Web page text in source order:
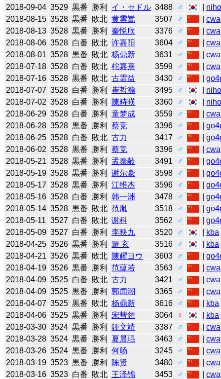
2018-09-04 3529 黒番 勝利 イ・セドル 3488 ♂
2018-08-15 3528 黒番 敗北 黄雲嵩 3507 ♂ |cwa
2018-08-13 3528 黒番 勝利 秦悦欣 3376 ♂ |cwa
2018-08-06 3528 白番 敗北 许嘉阳 3604 ♂ |cwa
2018-08-01 3528 黒番 敗北 杨鼎新 3631 ♂ |cwa
2018-07-18 3528 白番 敗北 柁嘉熹 3599 ♂ |cwa
2018-07-16 3528 黒番 敗北 古霊益 3430 ♂ |
2018-07-07 3528 白番 勝利 崔哲瀚 3495 ♂
2018-07-02 3528 白番 勝利 陳時暎 3360 ♂
2018-06-29 3528 白番 勝利 童梦成 3559 ♂ |cwa
2018-06-28 3528 黒番 勝利 蔡竞 3396 ♂ |
2018-06-25 3528 白番 敗北 古力 3417 ♂ |
2018-06-02 3528 黒番 勝利 蔡竞 3396 ♂ |cwa
2018-05-21 3528 黒番 勝利 孟泰齢 3491 ♂ |
2018-05-19 3528 黒番 勝利 谢尔豪 3598 ♂ |
2018-05-17 3528 黒番 勝利 江维杰 3596 ♂ |
2018-05-16 3528 白番 勝利 韩一洲 3478 ♂ |
2018-05-14 3528 黒番 敗北 范胤 3518 ♂ |
2018-05-11 3527 白番 敗北 谢科 3562 ♂ |
2018-05-09 3527 白番 勝利 李映九 3520 ♂ kba
2018-04-25 3526 黒番 勝利 羅 玄 3516 ♂ kba
2018-04-21 3526 黒番 敗北 陳耀ヨウ 3603 ♂ |
2018-04-19 3526 黒番 勝利 范蕴若 3563 ♂ |cwa
2018-04-09 3525 白番 敗北 古力 3421 ♂ |cwa
2018-04-09 3525 黒番 勝利 郭闻潮 3365 ♂ |cwa
2018-04-07 3525 黒番 敗北 杨鼎新 3616 ♂ kba
2018-04-06 3525 黒番 勝利 宋彗領 3064 ♀ kba
2018-03-30 3524 黒番 勝利 鍾文靖 3387 ♂ |cwa
2018-03-28 3524 黒番 勝利 夏晨琨 3463 ♂ |cwa
2018-03-26 3524 黒番 勝利 何旸 3245 ♂ |cwa
2018-03-19 3523 黒番 勝利 陈贤 3480 ♂ |cwa
2018-03-16 3523 白番 敗北 王泽锦 3453 ♂ |cwa